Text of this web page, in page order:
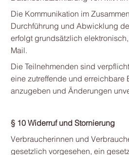
Die Kommunikation im
Durchführung und Abwicklung
erfolgt grundsätzlich
Mail.
Die Teilnehmenden sind
eine zutreffende und erreichbare
anzugeben und Änderungen
§ 10 Widerruf und Stornierung
Verbraucherinnen und
gesetzlich vorgesehen, ein